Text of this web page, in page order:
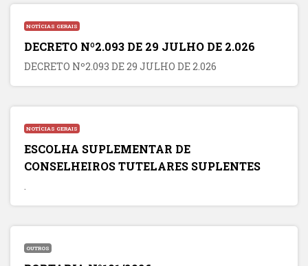
NOTÍCIAS GERAIS
DECRETO Nº2.093 DE 29 JULHO DE 2.026
DECRETO Nº2.093 DE 29 JULHO DE 2.026
NOTÍCIAS GERAIS
ESCOLHA SUPLEMENTAR DE
CONSELHEIROS TUTELARES SUPLENTES
.
OUTROS